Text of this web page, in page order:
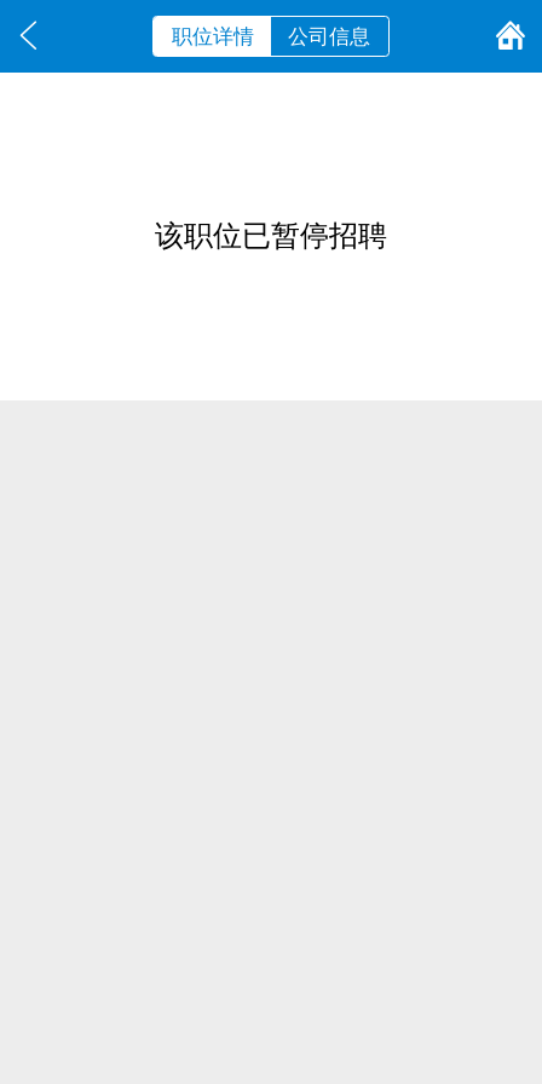
职位详情 公司信息
该职位已暂停招聘